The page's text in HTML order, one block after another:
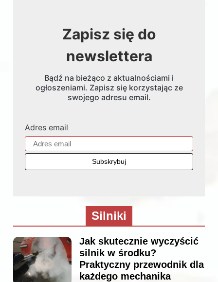
Zapisz się do
newslettera
Bądź na bieżąco z aktualnościami i
ogłoszeniami. Zapisz się korzystając ze
swojego adresu email.
Adres email
Silniki
Jak skutecznie wyczyścić
silnik w środku?
Praktyczny przewodnik dla
każdego mechanika